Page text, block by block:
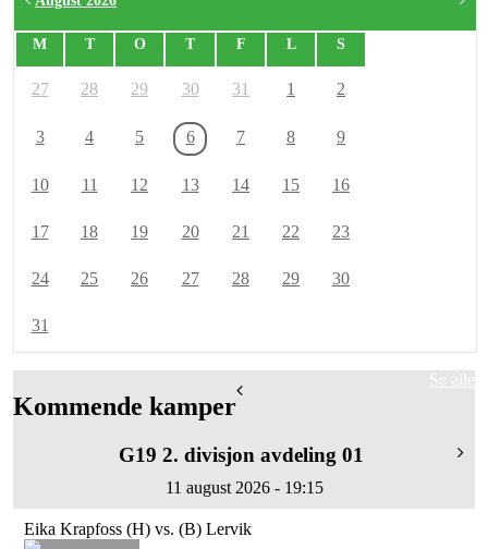
M T O T F L S
27 28 29 30 31 1 2
3 4 5 6 7 8 9
10 11 12 13 14 15 16
17 18 19 20 21 22 23
24 25 26 27 28 29 30
31
Kommende kamper
Se alle
G19 2. divisjon avdeling 01
11 august 2026 - 19:15
Eika Krapfoss (H) vs. (B) Lervik